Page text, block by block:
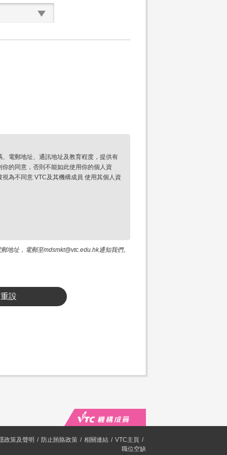
電郵地址、通訊地址及教育程度，提供有
的同意，否則不能如此使用你的個人資
為不同意 VTC及其機構成員 使用其個人資
地址，電郵至mdsmkt@vtc.edu.hk通知我們。
重設
政策及聲明 防止賄賂政策 相關連結
VTC主頁
職位空缺